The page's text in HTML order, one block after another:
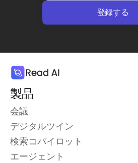
製品
会議
デジタルツイン
検索コパイロット
エージェント